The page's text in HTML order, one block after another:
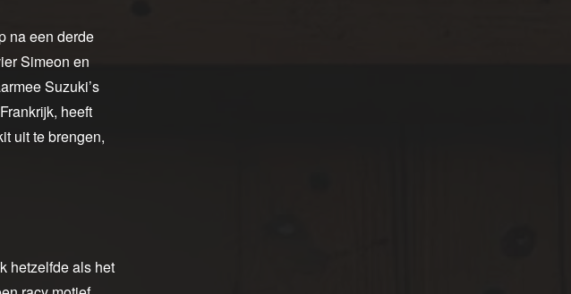
na een derde
Simeon en
Suzuki’s
heeft
uit te brengen,
hetzelfde als het